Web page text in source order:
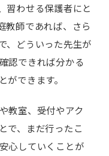
習わせる保護者にと
教師であれば、さら
、どういった先生が
認できれば分かる
できます。
教室、受付やアク
で、まだ行ったこ
心していくことが